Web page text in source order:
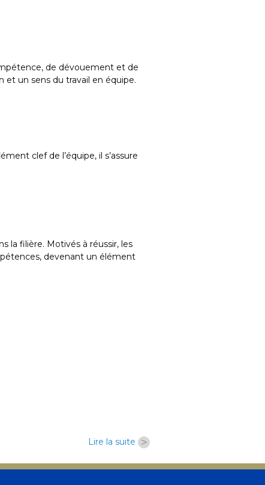
de dévouement et de
et un sens du travail en équipe.
clef de l’équipe, il s’assure
la filière. Motivés à réussir, les
devenant un élément
Lire la suite >